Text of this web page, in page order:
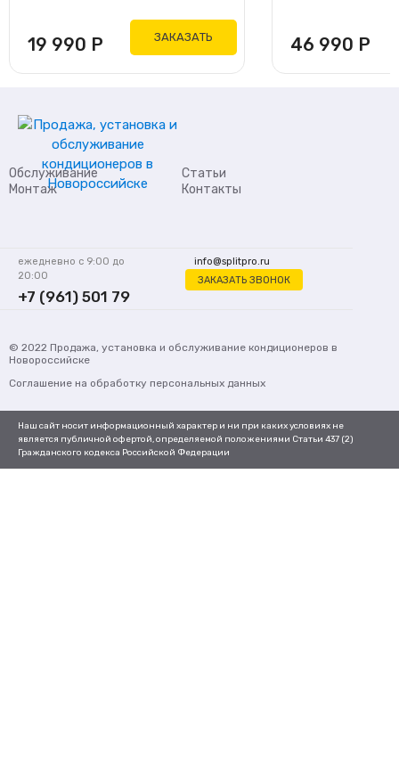
19 990 Р ЗАКАЗАТЬ 46 990 Р
Обслуживание
Монтаж
Статьи
Контакты
info@splitpro.ru
ЗАКАЗАТЬ ЗВОНОК
ежедневно с 9:00 до
20:00
+7 (961) 501 79
© 2022 Продажа, установка и обслуживание кондиционеров в
Новороссийске
Соглашение на обработку персональных данных
Наш сайт носит информационный характер и ни при каких условиях не
является публичной офертой, определяемой положениями Статьи 437 (2)
Гражданского кодекса Российской Федерации